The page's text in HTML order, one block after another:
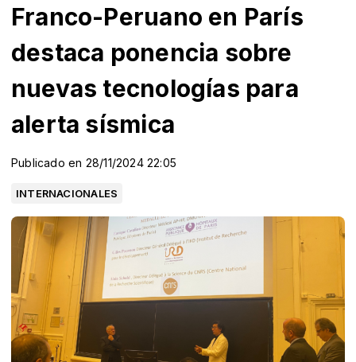
Franco-Peruano en París
destaca ponencia sobre
nuevas tecnologías para
alerta sísmica
Publicado en 28/11/2024 22:05
INTERNACIONALES